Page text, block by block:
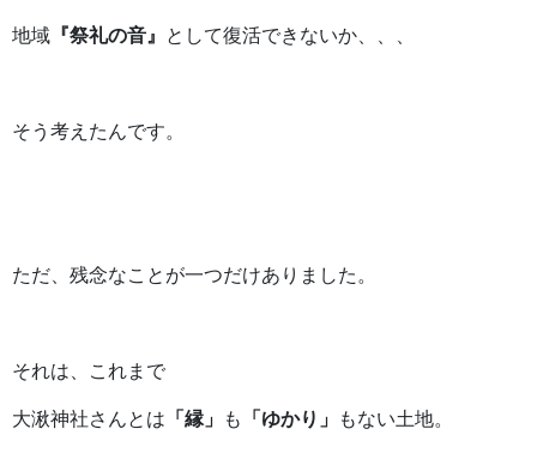
地域 『祭礼の音』 として復活できないか、、、
そう考えたんです。
ただ、残念なことが一つだけありました。
それは、これまで
大湫神社さんとは 「縁」 も 「ゆかり」 もない土地。